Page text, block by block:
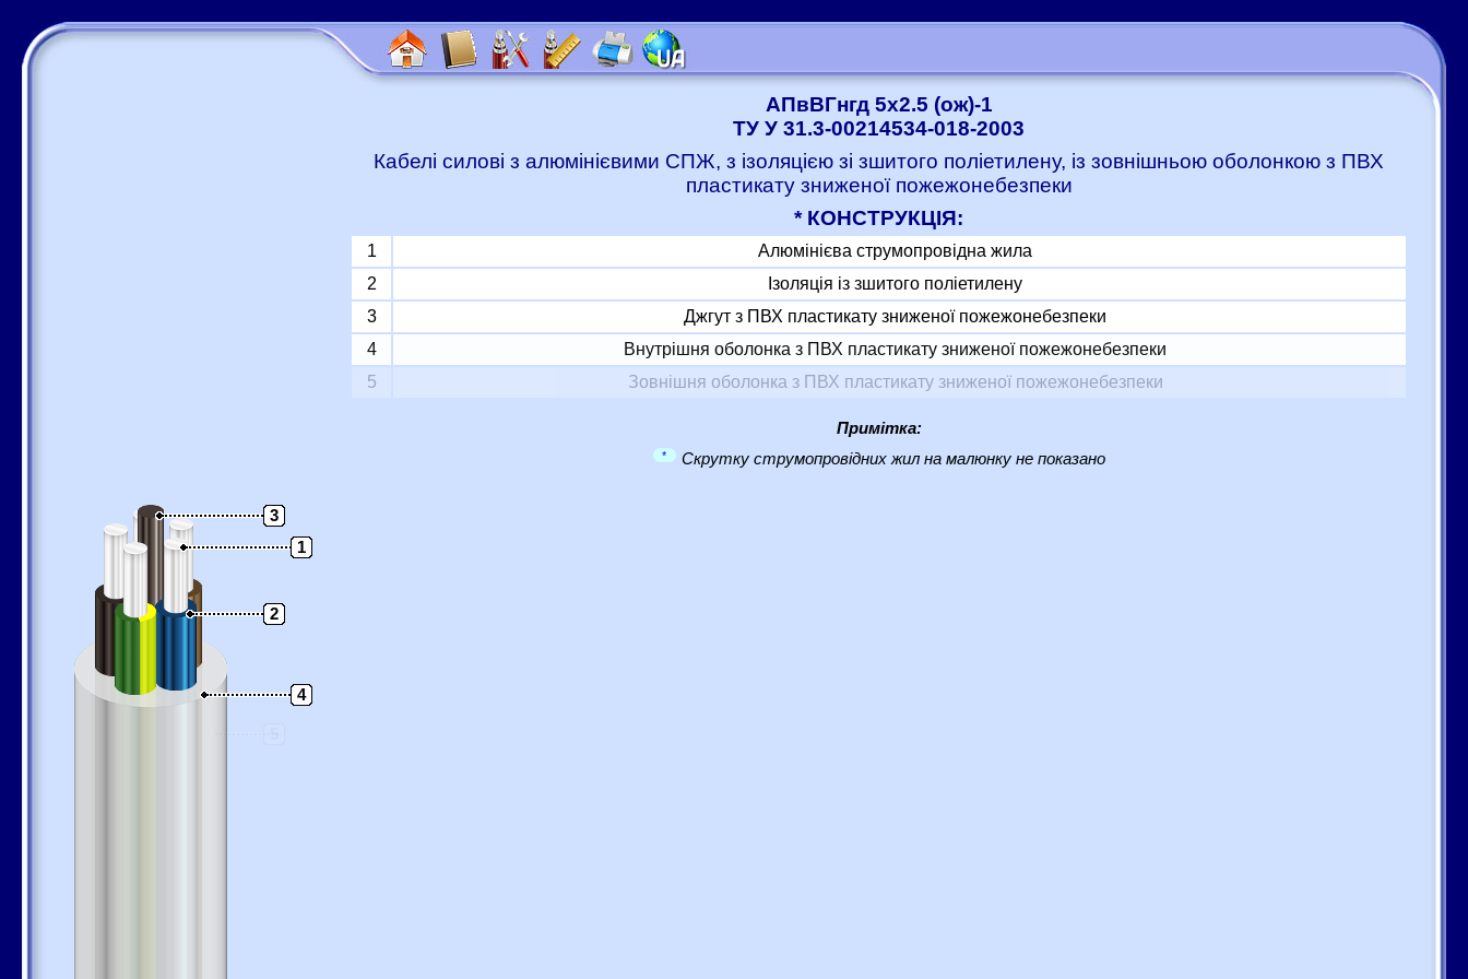
3
1
2
4
АПвВГнгд 5x2.5 (ож)-1
ТУ У 31.3-00214534-018-2003
Кабелі силові з алюмінієвими СПЖ, з ізоляцією зі зшитого поліетилену, із зовнішньою оболонкою з ПВХ
пластикату зниженої пожежонебезпеки
* КОНСТРУКЦІЯ:
1
Алюмінієва струмопровідна жила
2
Ізоляція із зшитого поліетилену
3
Джгут з ПВХ пластикату зниженої пожежонебезпеки
4
Внутрішня оболонка з ПВХ пластикату зниженої пожежонебезпеки
5
Зовнішня оболонка з ПВХ пластикату зниженої пожежонебезпеки
Примітка:
* Скрутку струмопровідних жил на малюнку не показано